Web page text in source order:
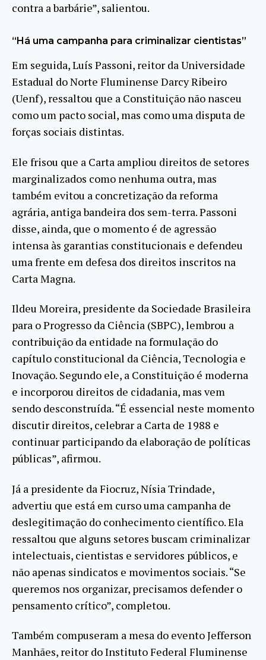
contra a barbárie”, salientou.
“Há uma campanha para criminalizar cientistas”
Em seguida, Luís Passoni, reitor da Universidade
Estadual do Norte Fluminense Darcy Ribeiro
(Uenf), ressaltou que a Constituição não nasceu
como um pacto social, mas como uma disputa de
forças sociais distintas.
Ele frisou que a Carta ampliou direitos de setores
marginalizados como nenhuma outra, mas
também evitou a concretização da reforma
agrária, antiga bandeira dos sem-terra. Passoni
disse, ainda, que o momento é de agressão
intensa às garantias constitucionais e defendeu
uma frente em defesa dos direitos inscritos na
Carta Magna.
Ildeu Moreira, presidente da Sociedade Brasileira
para o Progresso da Ciência (SBPC), lembrou a
contribuição da entidade na formulação do
capítulo constitucional da Ciência, Tecnologia e
Inovação. Segundo ele, a Constituição é moderna
e incorporou direitos de cidadania, mas vem
sendo desconstruída. “É essencial neste momento
discutir direitos, celebrar a Carta de 1988 e
continuar participando da elaboração de políticas
públicas”, afirmou.
Já a presidente da Fiocruz, Nísia Trindade,
advertiu que está em curso uma campanha de
deslegitimação do conhecimento científico. Ela
ressaltou que alguns setores buscam criminalizar
intelectuais, cientistas e servidores públicos, e
não apenas sindicatos e movimentos sociais. “Se
queremos nos organizar, precisamos defender o
pensamento crítico”, completou.
Também compuseram a mesa do evento Jefferson
Manhães, reitor do Instituto Federal Fluminense